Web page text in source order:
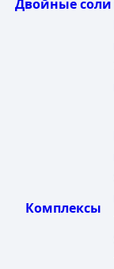
Двойные соли
Комплексы